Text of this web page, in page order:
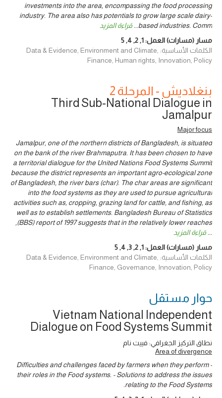
investments into the area, encompassing the food processing
industry. The area also has potentials to grow large scale dairy-
based industries. Comm
... قراءة المزيد
مسار (مسارات) العمل:1
,
2
,
4
,
5
الكلمات الأساسية: Data & Evidence, Environment and Climate,
Finance, Human rights, Innovation, Policy
بنغلاديش - المرحلة 2
Third Sub-National Dialogue in
Jamalpur
Major focus
Jamalpur, one of the northern districts of Bangladesh, is situated
on the bank of the river Brahmaputra. It has been chosen to have
a territorial dialogue for the United Nations Food Systems Summit
because the district represents an important agro-ecological zone
of Bangladesh, the river bars (char). The char areas are significant
into the food systems as they are used to pursue agricultural
activities such as, cropping, grazing land for cattle, and fishing, as
well as to establish settlements. Bangladesh Bureau of Statistics
(BBS) report of 1997 suggests that in the relatively lower reaches,
... قراءة المزيد
مسار (مسارات) العمل:1
,
2
,
3
,
4
,
5
الكلمات الأساسية: Data & Evidence, Environment and Climate,
Finance, Governance, Innovation, Policy
حوار ‎مستقل
Vietnam National Independent
Dialogue on Food Systems Summit
نطاق التركيز الجغرافي: فييت نام
Area of divergence
- Difficulties and challenges faced by farmers when they perform
their roles in the Food systems. - Solutions to address the issues
relating to the Food Systems.